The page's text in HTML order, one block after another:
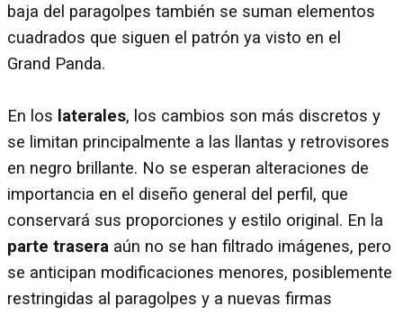
baja del paragolpes también se suman elementos
cuadrados que siguen el patrón ya visto en el
Grand Panda.
En los laterales, los cambios son más discretos y
se limitan principalmente a las llantas y retrovisores
en negro brillante. No se esperan alteraciones de
importancia en el diseño general del perfil, que
conservará sus proporciones y estilo original. En la
parte trasera aún no se han filtrado imágenes, pero
se anticipan modificaciones menores, posiblemente
restringidas al paragolpes y a nuevas firmas